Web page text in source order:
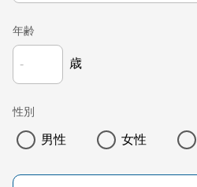
年齢
歳
性別
男性 女性